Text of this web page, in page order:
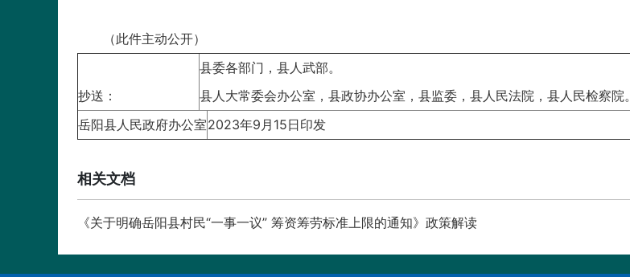
（此件主动公开）
抄送：
县委各部门，县人武部。
县人大常委会办公室，县政协办公室，县监委，县人民法院，县人民检察院。
岳阳县人民政府办公室2023年9月15日印发
相关文档
《关于明确岳阳县村民“一事一议” 筹资筹劳标准上限的通知》政策解读